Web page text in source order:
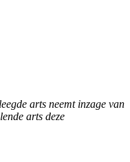
arts neemt inzage van
arts deze